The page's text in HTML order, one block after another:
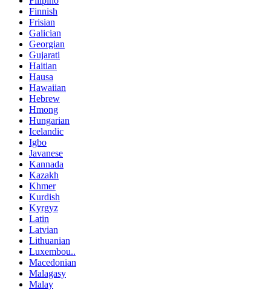
Finnish
Frisian
Galician
Georgian
Gujarati
Haitian
Hausa
Hawaiian
Hebrew
Hmong
Hungarian
Icelandic
Igbo
Javanese
Kannada
Kazakh
Khmer
Kurdish
Kyrgyz
Latin
Latvian
Lithuanian
Luxembou..
Macedonian
Malagasy
Malay